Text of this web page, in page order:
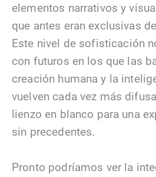
elementos narrativos y
que antes eran exclusivas
Este nivel de sofisticación
con futuros en los que las
creación humana y la
vuelven cada vez más
lienzo en blanco para una
sin precedentes.
Pronto podríamos ver la